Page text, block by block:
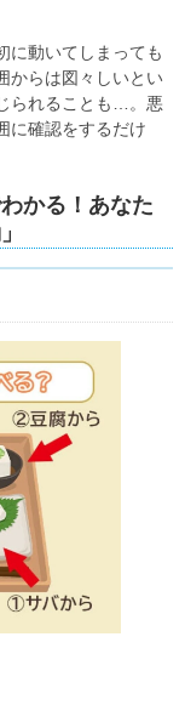
に動いてしまっても
からは図々しいとい
られることも…。悪
に確認をするだけ
かる！あなた